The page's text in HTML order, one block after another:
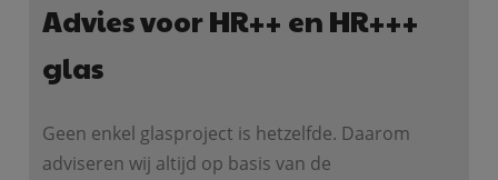
Advies voor HR++ en HR+++
glas
Geen enkel glasproject is hetzelfde. Daarom
adviseren wij altijd op basis van de